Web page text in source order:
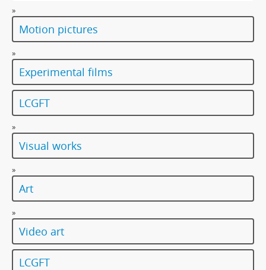
»
Motion pictures
»
Experimental films
LCGFT
»
Visual works
»
Art
»
Video art
LCGFT